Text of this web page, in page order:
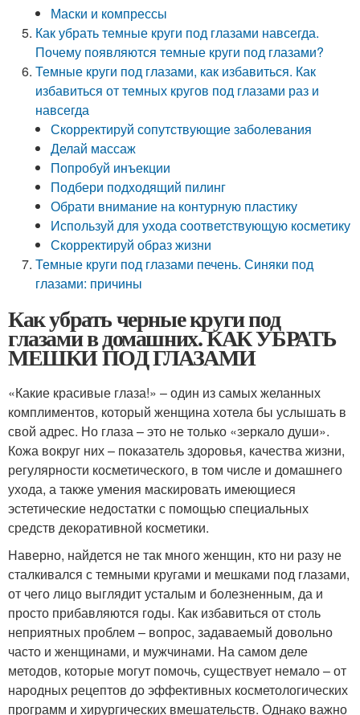
Маски и компрессы
Как убрать темные круги под глазами навсегда.
Почему появляются темные круги под глазами?
Темные круги под глазами, как избавиться. Как
избавиться от темных кругов под глазами раз и
навсегда
Скорректируй сопутствующие заболевания
Делай массаж
Попробуй инъекции
Подбери подходящий пилинг
Обрати внимание на контурную пластику
Используй для ухода соответствующую косметику
Скорректируй образ жизни
Темные круги под глазами печень. Синяки под
глазами: причины
Как убрать черные круги под
глазами в домашних. КАК УБРАТЬ
МЕШКИ ПОД ГЛАЗАМИ
«Какие красивые глаза!» – один из самых желанных
комплиментов, который женщина хотела бы услышать в
свой адрес. Но глаза – это не только «зеркало души».
Кожа вокруг них – показатель здоровья, качества жизни,
регулярности косметического, в том числе и домашнего
ухода, а также умения маскировать имеющиеся
эстетические недостатки с помощью специальных
средств декоративной косметики.
Наверно, найдется не так много женщин, кто ни разу не
сталкивался с темными кругами и мешками под глазами,
от чего лицо выглядит усталым и болезненным, да и
просто прибавляются годы. Как избавиться от столь
неприятных проблем – вопрос, задаваемый довольно
часто и женщинами, и мужчинами. На самом деле
методов, которые могут помочь, существует немало – от
народных рецептов до эффективных косметологических
программ и хирургических вмешательств. Однако важно